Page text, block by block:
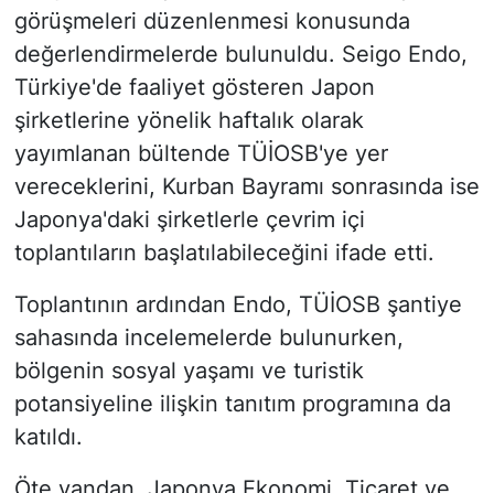
görüşmeleri düzenlenmesi konusunda
değerlendirmelerde bulunuldu. Seigo Endo,
Türkiye'de faaliyet gösteren Japon
şirketlerine yönelik haftalık olarak
yayımlanan bültende TÜİOSB'ye yer
vereceklerini, Kurban Bayramı sonrasında ise
Japonya'daki şirketlerle çevrim içi
toplantıların başlatılabileceğini ifade etti.
Toplantının ardından Endo, TÜİOSB şantiye
sahasında incelemelerde bulunurken,
bölgenin sosyal yaşamı ve turistik
potansiyeline ilişkin tanıtım programına da
katıldı.